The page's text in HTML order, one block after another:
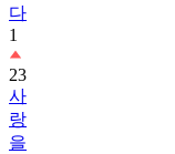
다
1
23
사
랑
을